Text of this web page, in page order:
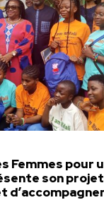
Femmes pour
son